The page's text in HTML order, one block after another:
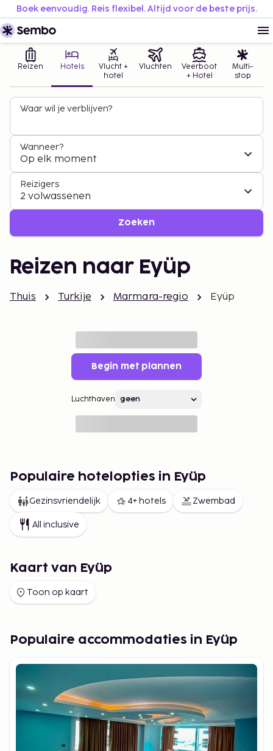
Boek eenvoudig. Reis flexibel. Altijd voor de beste prijs.
Reizen Hotels
Vlucht +
hotel
Vluchten
Veerboot
+ Hotel
Multi-
stop
Waar wil je verblijven?
Wanneer?
Op elk moment
Reizigers
2 volwassenen
Zoeken
Reizen naar Eyüp
Thuis Turkije Marmara-regio Eyüp
Begin met plannen
Luchthaven
Populaire hotelopties in Eyüp
Gezinsvriendelijk 4+ hotels Zwembad
All inclusive
Kaart van Eyüp
Toon op kaart
Populaire accommodaties in Eyüp